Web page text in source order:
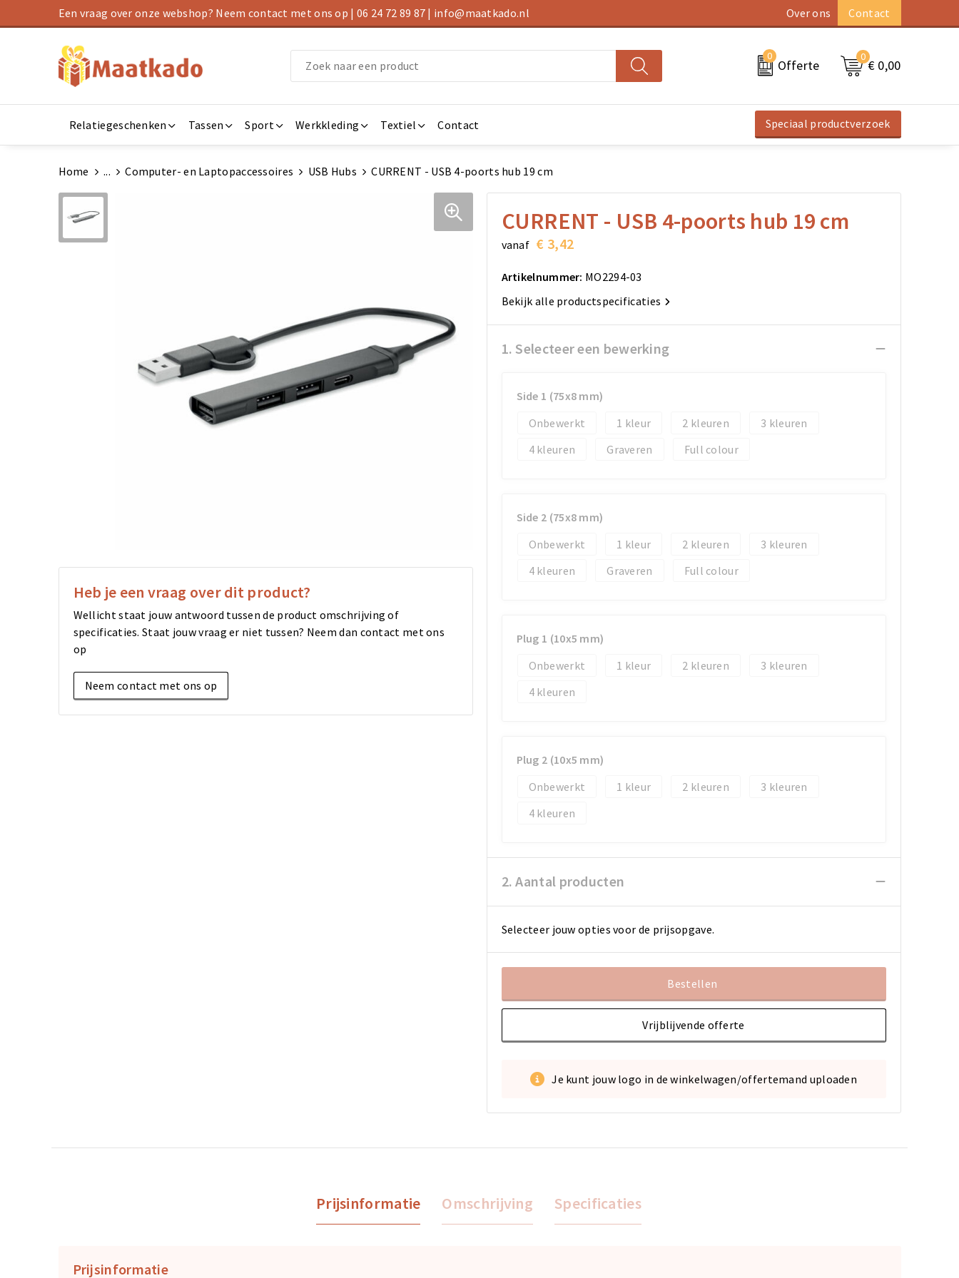
Een vraag over onze webshop? Neem contact met ons op | 06 24 72 89 87 | info@maatkado.nl Over ons Contact
0
Offerte
0
€ 0,00
Relatiegeschenken Tassen Sport Werkkleding Textiel Contact Speciaal productverzoek
Home ... Computer- en Laptopaccessoires USB Hubs CURRENT - USB 4-poorts hub 19 cm
Heb je een vraag over dit product?
Wellicht staat jouw antwoord tussen de product omschrijving of
specificaties. Staat jouw vraag er niet tussen? Neem dan contact met ons
op
Neem contact met ons op
CURRENT - USB 4-poorts hub 19 cm
vanaf € 3,42
Artikelnummer: MO2294-03
Bekijk alle productspecificaties
1. Selecteer een bewerking
Side 1 (75x8 mm)
Onbewerkt
1 2
3
4
Graveren Full colour
Side 2 (75x8 mm)
Onbewerkt
1 2
3
4
Graveren Full colour
Plug 1 (10x5 mm)
Onbewerkt
1 2
3
4
Plug 2 (10x5 mm)
Onbewerkt
1 2
3
4
2. Aantal producten
Selecteer jouw opties voor de prijsopgave.
Bestellen
Vrijblijvende offerte
Je kunt jouw logo in de winkelwagen/offertemand uploaden
Prijsinformatie Omschrijving Specificaties
Prijsinformatie